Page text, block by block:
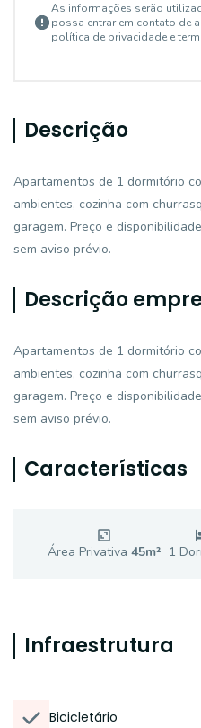
As informações serão
possa entrar em contato de
política de privacidade e
Descrição
Apartamentos de 1 dormitório
ambientes, cozinha com
garagem. Preço e
sem aviso prévio.
Descrição
Apartamentos de 1 dormitório
ambientes, cozinha com
garagem. Preço e
sem aviso prévio.
Características
Área Privativa 45m² 1
Infraestrutura
Bicicletário